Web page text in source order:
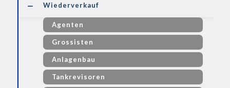
Wiederverkauf
Agenten
Grossisten
Anlagenbau
Tankrevisoren